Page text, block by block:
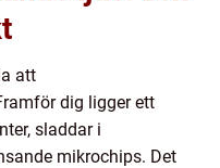
att
dig ligger ett
sladdar i
mikrochips. Det